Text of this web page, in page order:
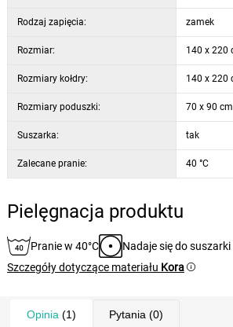
Rodzaj zapięcia: zamek
Rozmiar: 140 x 220
Rozmiary kołdry: 140 x 220
Rozmiary poduszki: 70 x 90 cm
Suszarka: tak
Zalecane pranie: 40 °C
Pielęgnacja produktu
Pranie w 40°C
Nadaje się do
Szczegóły dotyczące materiału Kora
Opinia (1) Pytania (0)